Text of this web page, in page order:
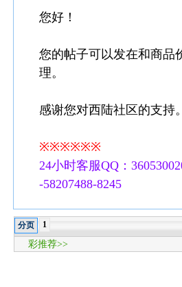
您好！
您的帖子可以发在和商品
理。
感谢您对西陆社区的支持。
※※※※※※
24小时客服QQ：
-58207488-8245
分页 1
彩推荐>>